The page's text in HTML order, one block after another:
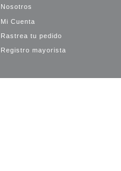
Nosotros
Mi Cuenta
Rastrea tu pedido
Registro mayorista